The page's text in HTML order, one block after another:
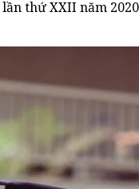
thứ XXII năm